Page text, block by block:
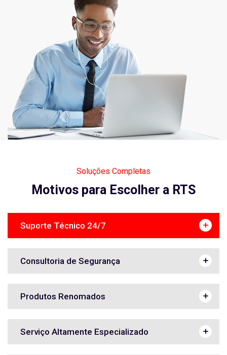
Soluções Completas
Motivos para Escolher a RTS
Suporte Técnico 24/7
Consultoria de Segurança
Produtos Renomados
Serviço Altamente Especializado